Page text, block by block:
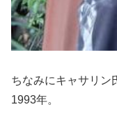
ちなみにキャサリン
1993年。